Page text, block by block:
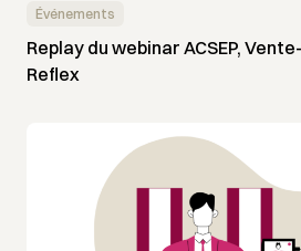
Événements
Replay du webinar ACSEP,
Reflex